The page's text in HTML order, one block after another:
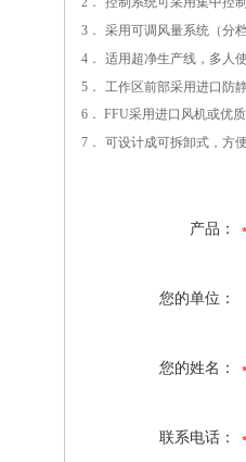
3 ．
采用可调风量系统（分
4 ．
适用超净生产线，多人
5 ．
工作区前部采用进口防
6 ． FFU采用进口风机或优
7 ． 可设计成可拆卸式，方
产品：
您的单位：
您的姓名：
联系电话：